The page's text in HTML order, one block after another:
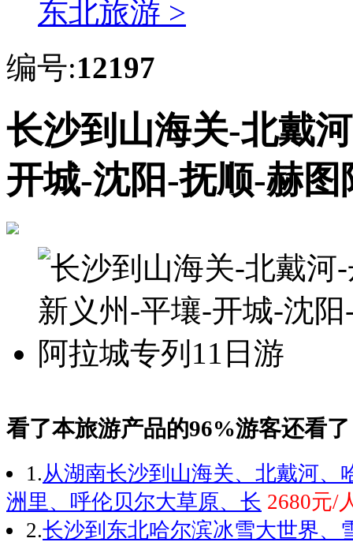
东北旅游 >
编号:12197
长沙到山海关-北戴
开城-沈阳-抚顺-赫
看了本旅游产品的96%游客还看
1.从湖南长沙到山海关、北戴河、
洲里、呼伦贝尔大草原、长 2680元/
2.长沙到东北哈尔滨冰雪大世界、